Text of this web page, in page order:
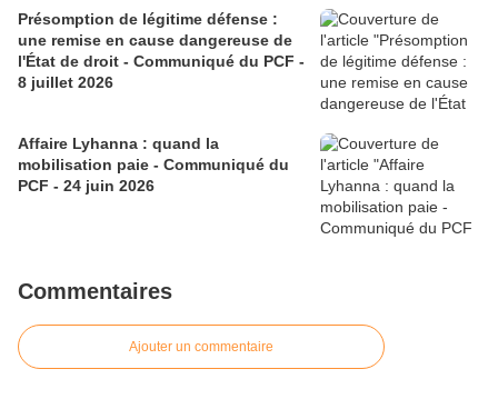
Présomption de légitime défense :
une remise en cause dangereuse de
l'État de droit - Communiqué du PCF -
8 juillet 2026
Affaire Lyhanna : quand la
mobilisation paie - Communiqué du
PCF - 24 juin 2026
Commentaires
Ajouter un commentaire